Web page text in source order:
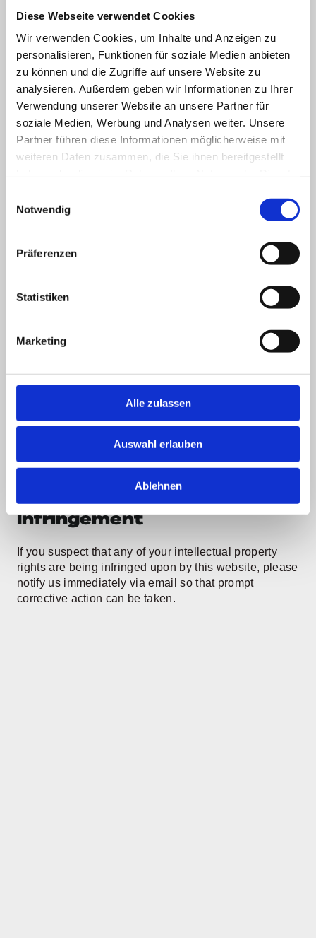
Diese Webseite verwendet Cookies
Wir verwenden Cookies, um Inhalte und Anzeigen zu
personalisieren, Funktionen für soziale Medien anbieten
zu können und die Zugriffe auf unsere Website zu
analysieren. Außerdem geben wir Informationen zu Ihrer
Verwendung unserer Website an unsere Partner für
soziale Medien, Werbung und Analysen weiter. Unsere
Partner führen diese Informationen möglicherweise mit
weiteren Daten zusammen, die Sie ihnen bereitgestellt
Notwendig
Präferenzen
Statistiken
Marketing
Alle zulassen
Auswahl erlauben
Ablehnen
knowledge. No liability is assumed for these
contents.
Online Dispute Resolution in
accordance with Article 14
(1) ODR Regulation
The European Commission provides a platform
found at http://ec.europa.eu/consumers/odr/
baiosphere.de are protected by copyright. Any
content, requires prior consent from the
provider or the rights holder.
Intellectual Property
Infringement
If you suspect that any of your intellectual property
rights are being infringed upon by this website, please
notify us immediately via email so that prompt
corrective action can be taken.